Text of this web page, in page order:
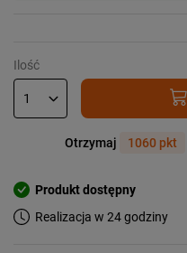
Ilość
Otrzymaj 1060 pkt
Produkt dostępny
Realizacja w 24 godziny